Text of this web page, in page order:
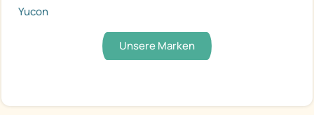
Yucon
Unsere Marken